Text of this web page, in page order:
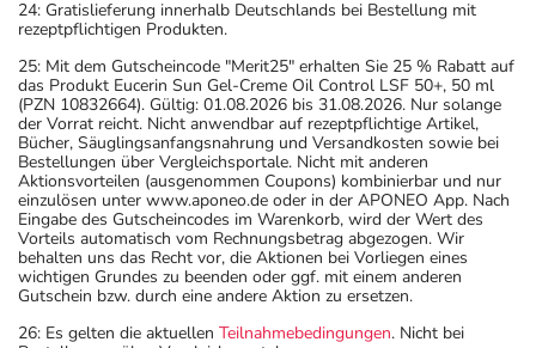
24: Gratislieferung innerhalb Deutschlands bei Bestellung mit
rezeptpflichtigen Produkten.
25: Mit dem Gutscheincode "Merit25" erhalten Sie 25 % Rabatt auf
das Produkt Eucerin Sun Gel-Creme Oil Control LSF 50+, 50 ml
(PZN 10832664). Gültig: 01.08.2026 bis 31.08.2026. Nur solange
der Vorrat reicht. Nicht anwendbar auf rezeptpflichtige Artikel,
Bücher, Säuglingsanfangsnahrung und Versandkosten sowie bei
Bestellungen über Vergleichsportale. Nicht mit anderen
Aktionsvorteilen (ausgenommen Coupons) kombinierbar und nur
einzulösen unter www.aponeo.de oder in der APONEO App. Nach
Eingabe des Gutscheincodes im Warenkorb, wird der Wert des
Vorteils automatisch vom Rechnungsbetrag abgezogen. Wir
behalten uns das Recht vor, die Aktionen bei Vorliegen eines
wichtigen Grundes zu beenden oder ggf. mit einem anderen
Gutschein bzw. durch eine andere Aktion zu ersetzen.
26: Es gelten die aktuellen Teilnahmebedingungen. Nicht bei